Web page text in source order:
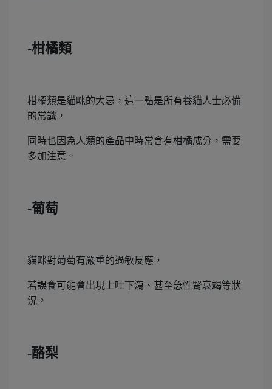
-柑橘類
柑橘類是貓咪的大忌，這一點是所有養貓人士必備
的常識，
同時也因為人類的產品中時常含有柑橘成分，需要
多加注意。
-葡萄
貓咪對葡萄有嚴重的過敏反應，
若誤食可能會出現上吐下瀉、甚至急性腎衰竭等狀
況。
-酪梨